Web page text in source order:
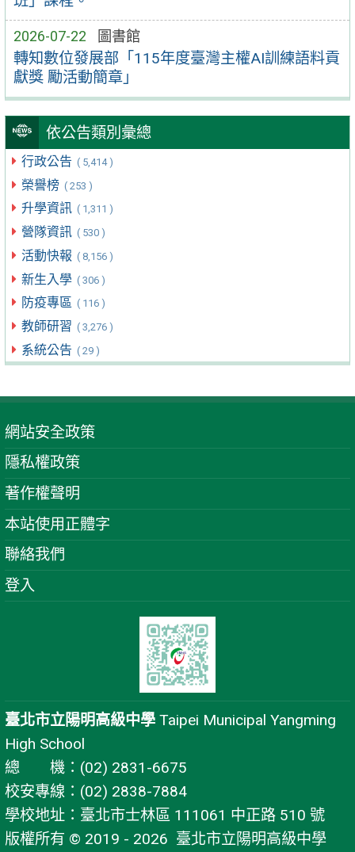
2026-07-22 圖書館
轉知數位發展部「115年度臺灣主權AI訓練語料貢
獻獎 勵活動簡章」
依公告類別彙總
行政公告 ( 5,414 )
榮譽榜 ( 253 )
升學資訊 ( 1,311 )
營隊資訊 ( 530 )
活動快報 ( 8,156 )
新生入學 ( 306 )
防疫專區 ( 116 )
教師研習 ( 3,276 )
系統公告 ( 29 )
網站安全政策
隱私權政策
著作權聲明
本站使用正體字
聯絡我們
登入
臺北市立陽明高級中學 Taipei Municipal Yangming
High School
總 機：(02) 2831-6675
校安專線：(02) 2838-7884
學校地址：臺北市士林區 111061 中正路 510 號
版權所有 © 2019 - 2026 臺北市立陽明高級中學